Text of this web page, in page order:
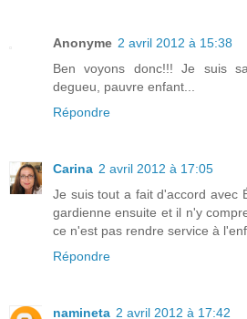
Anonyme 2 avril 2012 à 15:38
Ben voyons donc!!! Je suis
degueu, pauvre enfant...
Répondre
Carina 2 avril 2012 à 17:05
Je suis tout a fait d'accord avec
gardienne ensuite et il n'y
ce n'est pas rendre service à
Répondre
namineta 2 avril 2012 à 17:42